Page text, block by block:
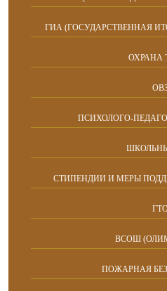
ГИА (ГОСУДАРСТВЕННАЯ
ОХРАНА
ПСИХОЛОГО-
СТИПЕНДИИ И МЕРЫ
ВСОШ
ПОЖАРНАЯ